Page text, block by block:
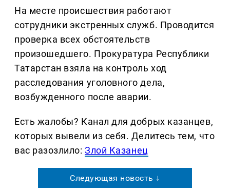
На месте происшествия работают
сотрудники экстренных служб. Проводится
проверка всех обстоятельств
произошедшего. Прокуратура Республики
Татарстан взяла на контроль ход
расследования уголовного дела,
возбужденного после аварии.
Есть жалобы? Канал для добрых казанцев,
которых вывели из себя. Делитеcь тем, что
вас разозлило:Злой Казанец
Следующая новость ↓